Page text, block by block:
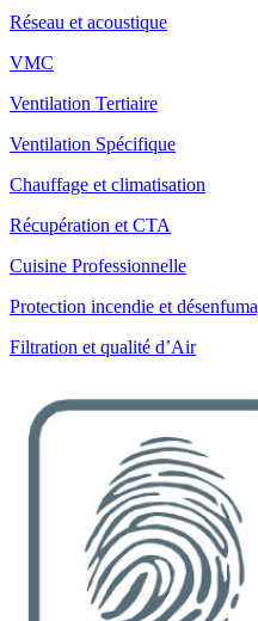
Réseau et acoustique
VMC
Ventilation Tertiaire
Ventilation Spécifique
Chauffage et climatisation
Récupération et CTA
Cuisine Professionnelle
Protection incendie et
Filtration et qualité d’Air